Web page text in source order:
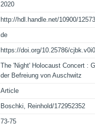
2020
http://hdl.handle.net/10900/
de
https://doi.org/10.25786/
The 'Night' Holocaust Concert :
der Befreiung von Auschwitz
Article
Boschki, Reinhold/172952352
73-75